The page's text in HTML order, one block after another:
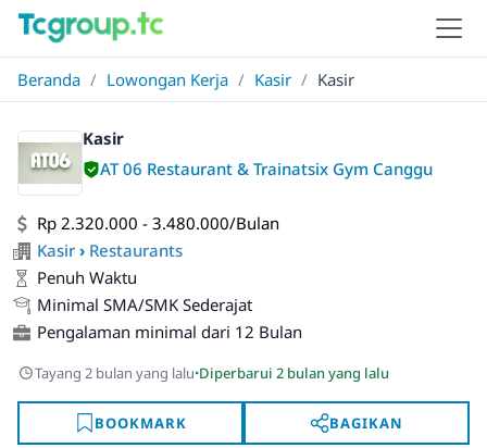
Beranda / Lowongan Kerja / Kasir / Kasir
Kasir
AT 06 Restaurant & Trainatsix Gym Canggu
Rp 2.320.000 - 3.480.000/Bulan
Kasir › Restaurants
Penuh Waktu
Minimal SMA/SMK Sederajat
Pengalaman minimal dari 12 Bulan
Tayang 2 bulan yang lalu·Diperbarui 2 bulan yang lalu
BOOKMARK BAGIKAN